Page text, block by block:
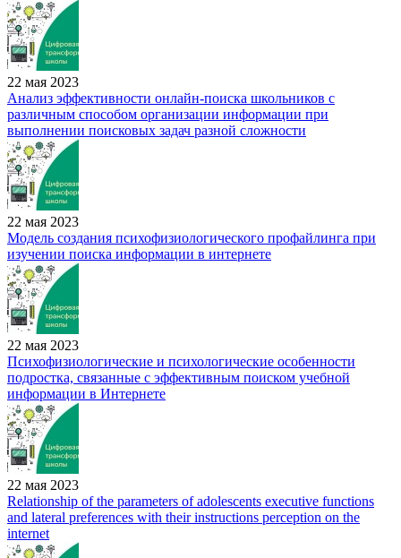
22 мая 2023
Анализ эффективности онлайн-поиска школьников с
различным способом организации информации при
выполнении поисковых задач разной сложности
22 мая 2023
Модель создания психофизиологического профайлинга при
изучении поиска информации в интернете
22 мая 2023
Психофизиологические и психологические особенности
подростка, связанные с эффективным поиском учебной
информации в Интернете
22 мая 2023
Relationship of the parameters of adolescents executive functions
and lateral preferences with their instructions perception on the
internet